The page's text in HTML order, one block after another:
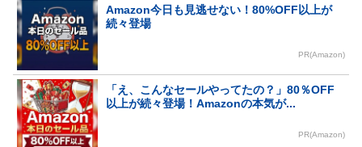
Amazon今日も見逃せない！80%OFF以上が
続々登場
PR(Amazon)
「え、こんなセールやってたの？」80％OFF
以上が続々登場！Amazonの本気が...
PR(Amazon)